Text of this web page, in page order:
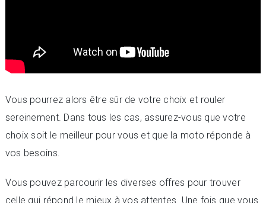
Vous pourrez alors être sûr de votre choix et rouler
sereinement. Dans tous les cas, assurez-vous que votre
choix soit le meilleur pour vous et que la moto réponde à
vos besoins.
Vous pouvez parcourir les diverses offres pour trouver
celle qui répond le mieux à vos attentes. Une fois que vous